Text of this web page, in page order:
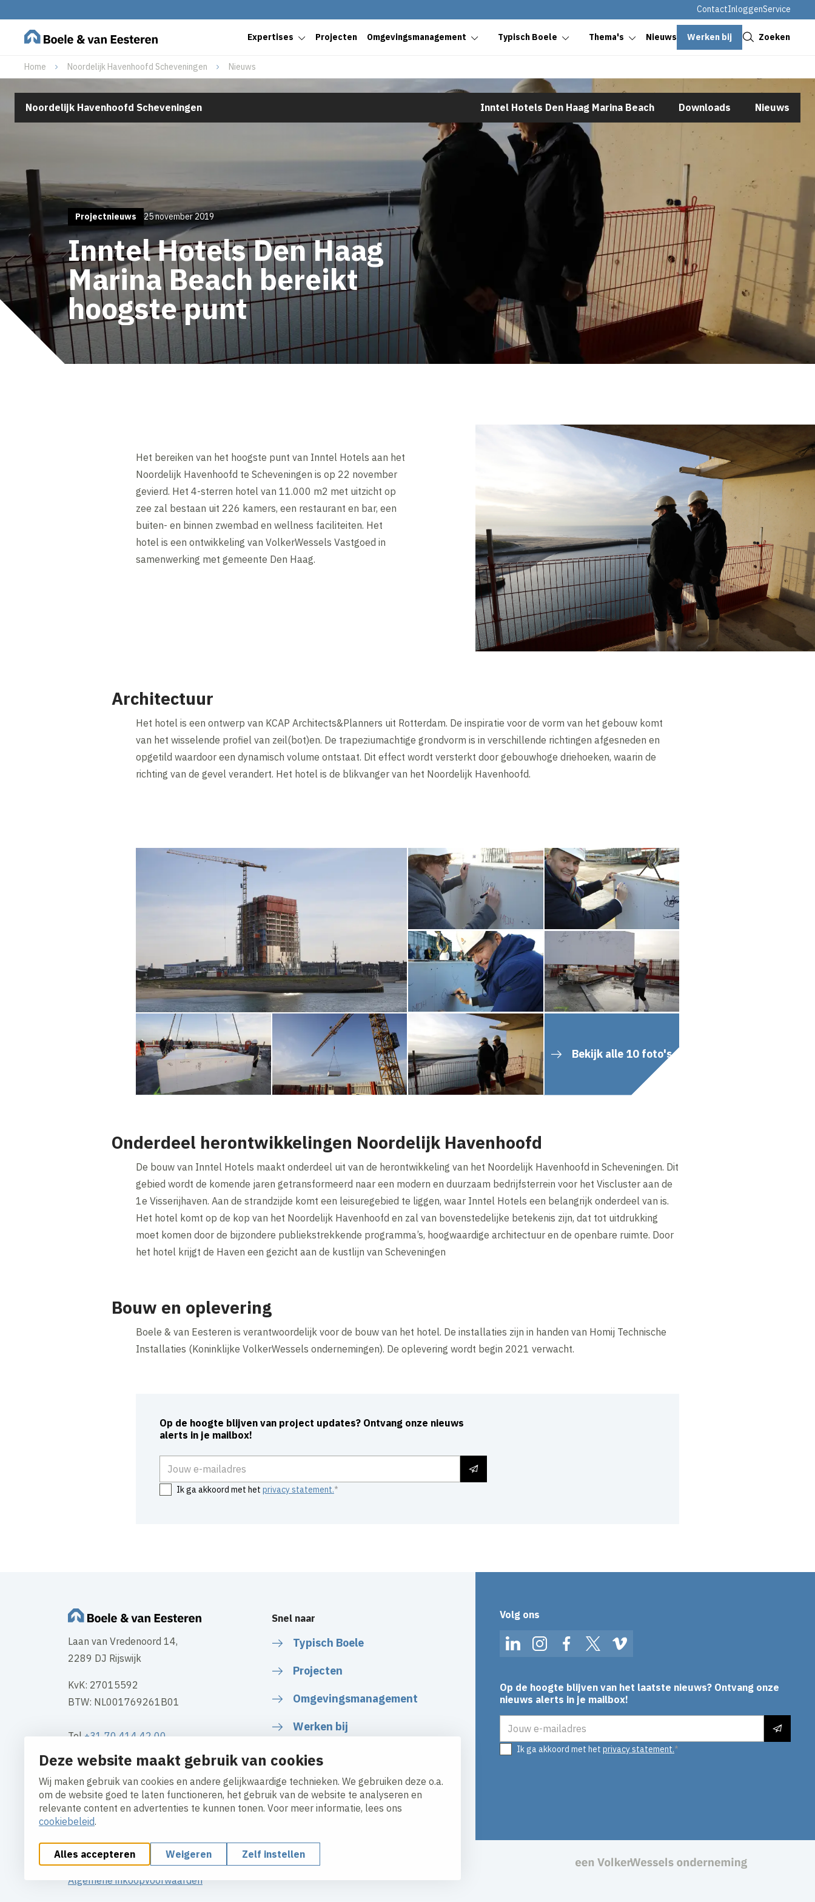
Deze website maakt gebruik van cookies
Wij maken gebruik van cookies en andere gelijkwaardige technieken. We gebruiken deze o.a.
om de website goed te laten functioneren, het gebruik van de website te analyseren en
relevante content en advertenties te kunnen tonen. Voor meer informatie, lees ons
cookiebeleid.
Alles accepteren Weigeren Zelf instellen
ContactInloggenService
Expertises Projecten Omgevingsmanagement Typisch Boele Thema's Nieuws Werken bij Zoeken
Home Noordelijk Havenhoofd Scheveningen Nieuws
Noordelijk Havenhoofd Scheveningen Inntel Hotels Den Haag Marina Beach Downloads Nieuws
Projectnieuws 25 november 2019
Inntel Hotels Den Haag
Marina Beach bereikt
hoogste punt
Het bereiken van het hoogste punt van Inntel Hotels aan het
Noordelijk Havenhoofd te Scheveningen is op 22 november
gevierd. Het 4-sterren hotel van 11.000 m2 met uitzicht op
zee zal bestaan uit 226 kamers, een restaurant en bar, een
buiten- en binnen zwembad en wellness faciliteiten. Het
hotel is een ontwikkeling van VolkerWessels Vastgoed in
samenwerking met gemeente Den Haag.
Architectuur
Het hotel is een ontwerp van KCAP Architects&Planners uit Rotterdam. De inspiratie voor de vorm van het gebouw komt
van het wisselende profiel van zeil(bot)en. De trapeziumachtige grondvorm is in verschillende richtingen afgesneden en
opgetild waardoor een dynamisch volume ontstaat. Dit effect wordt versterkt door gebouwhoge driehoeken, waarin de
richting van de gevel verandert. Het hotel is de blikvanger van het Noordelijk Havenhoofd.
Bekijk alle 10 foto's
Onderdeel herontwikkelingen Noordelijk Havenhoofd
De bouw van Inntel Hotels maakt onderdeel uit van de herontwikkeling van het Noordelijk Havenhoofd in Scheveningen. Dit
gebied wordt de komende jaren getransformeerd naar een modern en duurzaam bedrijfsterrein voor het Viscluster aan de
1e Visserijhaven. Aan de strandzijde komt een leisuregebied te liggen, waar Inntel Hotels een belangrijk onderdeel van is.
Het hotel komt op de kop van het Noordelijk Havenhoofd en zal van bovenstedelijke betekenis zijn, dat tot uitdrukking
moet komen door de bijzondere publiekstrekkende programma’s, hoogwaardige architectuur en de openbare ruimte. Door
het hotel krijgt de Haven een gezicht aan de kustlijn van Scheveningen
Bouw en oplevering
Boele & van Eesteren is verantwoordelijk voor de bouw van het hotel. De installaties zijn in handen van Homij Technische
Installaties (Koninklijke VolkerWessels ondernemingen). De oplevering wordt begin 2021 verwacht.
Op de hoogte blijven van project updates? Ontvang onze nieuws
alerts in je mailbox!
Ik ga akkoord met het privacy statement.
Laan van Vredenoord 14,
2289 DJ Rijswijk
KvK: 27015592
BTW: NL001769261B01
Tel+31 70 414 42 00
info@boele.nl
Contact
Snel naar
Typisch Boele
Projecten
Omgevingsmanagement
Werken bij
Plan uw route
Volg ons
LinkedInInstagramFacebookTwitterVimeo
Op de hoogte blijven van het laatste nieuws? Ontvang onze
nieuws alerts in je mailbox!
Ik ga akkoord met het privacy statement.
Cookies aanpassenCookie beleidPrivacy policyResponsible disclosure
Algemene inkoopvoorwaarden
Sluiten